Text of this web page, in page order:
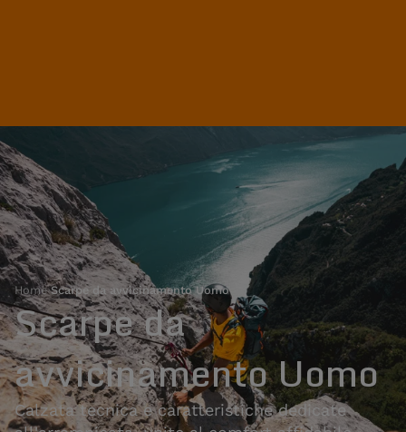
Home›Scarpe da avvicinamento Uomo
Scarpe da
avvicinamento Uomo
Calzata tecnica e caratteristiche dedicate